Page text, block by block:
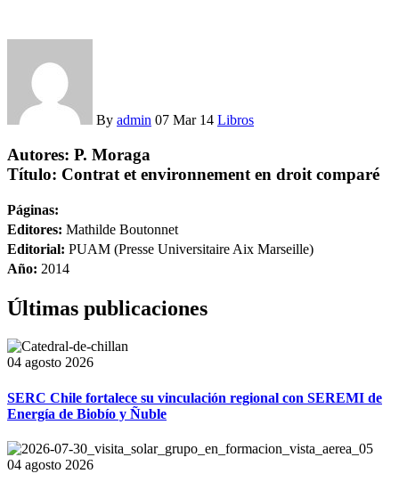
By admin 07 Mar 14 Libros
Autores: P. Moraga
Título: Contrat et environnement en droit comparé
Páginas:
Editores: Mathilde Boutonnet
Editorial: PUAM (Presse Universitaire Aix Marseille)
Año: 2014
Últimas publicaciones
04 agosto 2026
SERC Chile fortalece su vinculación regional con SEREMI de
Energía de Biobío y Ñuble
04 agosto 2026